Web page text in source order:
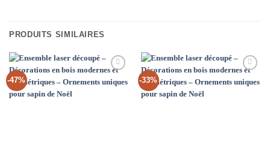
PRODUITS SIMILAIRES
-47%
Wishlist
-33%
Wishlist